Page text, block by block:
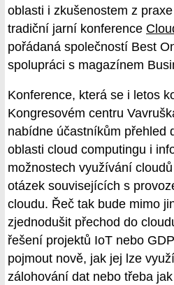
oblasti i zkušenostem z
tradiční jarní konference
pořádaná společností Best
spolupráci s magazínem
Konference, která se i letos
Kongresovém centru
nabídne účastníkům přehled
oblasti cloud computingu i
možnostech využívání
otázek souvisejících s
cloudu. Řeč tak bude mimo
zjednodušit přechod do
řešení projektů IoT nebo
pojmout nově, jak jej lze
zálohování dat nebo třeba